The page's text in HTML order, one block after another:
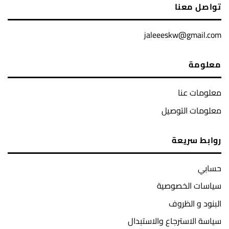
تواصل معنا
jaleeeskw@gmail.com
معلومة
معلومات عنا
معلومات التوصيل
روابط سريعة
حسابي
سياسات الخصوصية
البنود و الظروف
سياسة الاسترجاع والاستبدال